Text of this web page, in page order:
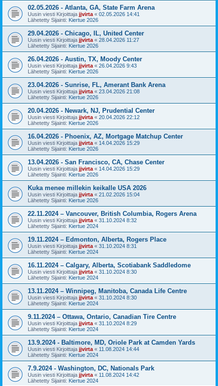
02.05.2026 - Atlanta, GA, State Farm Arena
Uusin viesti Kirjoittaja jjvirta « 02.05.2026 14:41
Lähetetty Sijainti: Kiertue 2026
29.04.2026 - Chicago, IL, United Center
Uusin viesti Kirjoittaja jjvirta « 28.04.2026 11:27
Lähetetty Sijainti: Kiertue 2026
26.04.2026 - Austin, TX, Moody Center
Uusin viesti Kirjoittaja jjvirta « 26.04.2026 9:43
Lähetetty Sijainti: Kiertue 2026
23.04.2026 - Sunrise, FL, Amerant Bank Arena
Uusin viesti Kirjoittaja jjvirta « 23.04.2026 21:08
Lähetetty Sijainti: Kiertue 2026
20.04.2026 - Newark, NJ, Prudential Center
Uusin viesti Kirjoittaja jjvirta « 20.04.2026 22:12
Lähetetty Sijainti: Kiertue 2026
16.04.2026 - Phoenix, AZ, Mortgage Matchup Center
Uusin viesti Kirjoittaja jjvirta « 14.04.2026 15:29
Lähetetty Sijainti: Kiertue 2026
13.04.2026 - San Francisco, CA, Chase Center
Uusin viesti Kirjoittaja jjvirta « 14.04.2026 15:29
Lähetetty Sijainti: Kiertue 2026
Kuka menee millekin keikalle USA 2026
Uusin viesti Kirjoittaja jjvirta « 21.02.2026 15:04
Lähetetty Sijainti: Kiertue 2026
22.11.2024 – Vancouver, British Columbia, Rogers Arena
Uusin viesti Kirjoittaja jjvirta « 31.10.2024 8:32
Lähetetty Sijainti: Kiertue 2024
19.11.2024 – Edmonton, Alberta, Rogers Place
Uusin viesti Kirjoittaja jjvirta « 31.10.2024 8:31
Lähetetty Sijainti: Kiertue 2024
16.11.2024 – Calgary, Alberta, Scotiabank Saddledome
Uusin viesti Kirjoittaja jjvirta « 31.10.2024 8:30
Lähetetty Sijainti: Kiertue 2024
13.11.2024 – Winnipeg, Manitoba, Canada Life Centre
Uusin viesti Kirjoittaja jjvirta « 31.10.2024 8:30
Lähetetty Sijainti: Kiertue 2024
9.11.2024 – Ottawa, Ontario, Canadian Tire Centre
Uusin viesti Kirjoittaja jjvirta « 31.10.2024 8:29
Lähetetty Sijainti: Kiertue 2024
13.9.2024 - Baltimore, MD, Oriole Park at Camden Yards
Uusin viesti Kirjoittaja jjvirta « 11.08.2024 14:44
Lähetetty Sijainti: Kiertue 2024
7.9.2024 - Washington, DC, Nationals Park
Uusin viesti Kirjoittaja jjvirta « 11.08.2024 14:42
Lähetetty Sijainti: Kiertue 2024